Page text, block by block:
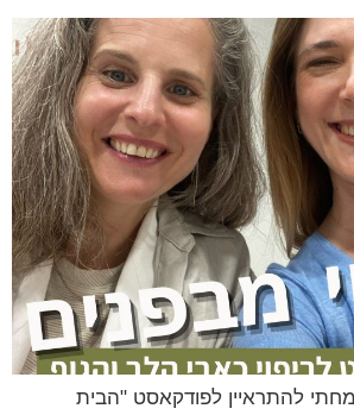
להתראיין לפודקאסט "הבית